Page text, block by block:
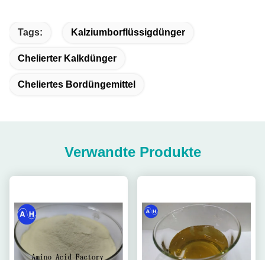
Tags: Kalziumborflüssigdünger
Chelierter Kalkdünger
Cheliertes Bordüngemittel
Verwandte Produkte